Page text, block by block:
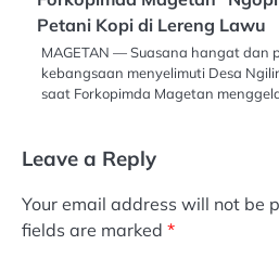
Petani Kopi di Lereng Lawu
MAGETAN — Suasana hangat dan
kebangsaan menyelimuti Desa
saat Forkopimda Magetan
Leave a Reply
Your email address will not be
fields are marked *